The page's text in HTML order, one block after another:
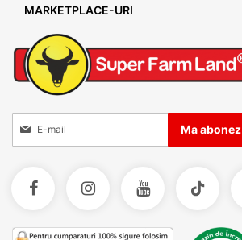
MARKETPLACE-URI
Inscrieti-va la Buletinele noastre informative
Ma abonez